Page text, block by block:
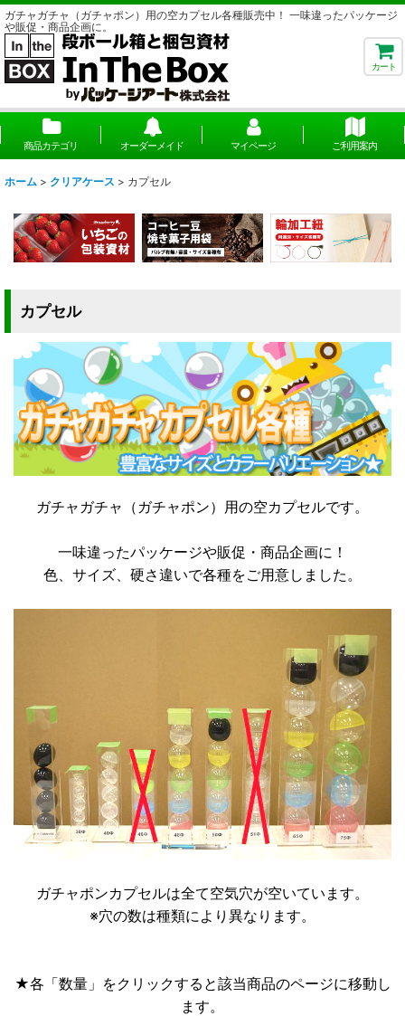
ガチャガチャ（ガチャポン）用の空カプセル各種販売中！ 一味違ったパッケージ
や販促・商品企画に。
カート
商品カテゴリ オーダーメイド マイページ ご利用案内
ホーム > クリアケース > カプセル
カプセル
ガチャガチャ（ガチャポン）用の空カプセルです。
一味違ったパッケージや販促・商品企画に！
色、サイズ、硬さ違いで各種をご用意しました。
ガチャポンカプセルは全て空気穴が空いています。
※穴の数は種類により異なります。
★各「数量」をクリックすると該当商品のページに移動し
ます。